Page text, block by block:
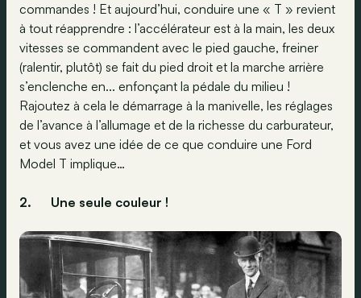
commandes ! Et aujourd’hui, conduire une « T » revient
à tout réapprendre : l’accélérateur est à la main, les deux
vitesses se commandent avec le pied gauche, freiner
(ralentir, plutôt) se fait du pied droit et la marche arrière
s’enclenche en... enfonçant la pédale du milieu !
Rajoutez à cela le démarrage à la manivelle, les réglages
de l’avance à l’allumage et de la richesse du carburateur,
et vous avez une idée de ce que conduire une Ford
Model T implique…
2. Une seule couleur !